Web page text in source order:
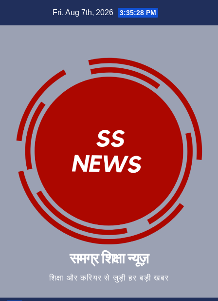
Fri. Aug 7th, 2026 3:35:29 PM
समग्र शिक्षा न्यूज़
शिक्षा और करियर से जुड़ी हर बड़ी खबर